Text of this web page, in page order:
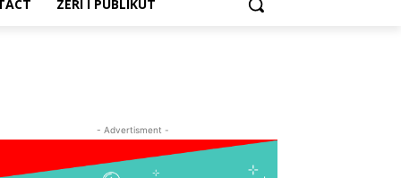
ZËRI I PUBLIKUT
- Advertisment -